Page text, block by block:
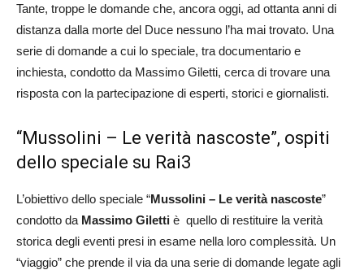
Tante, troppe le domande che, ancora oggi, ad ottanta anni di
distanza dalla morte del Duce nessuno l’ha mai trovato. Una
serie di domande a cui lo speciale, tra documentario e
inchiesta, condotto da Massimo Giletti, cerca di trovare una
risposta con la partecipazione di esperti, storici e giornalisti.
“Mussolini – Le verità nascoste”, ospiti
dello speciale su Rai3
L’obiettivo dello speciale “Mussolini – Le verità nascoste”
condotto da Massimo Giletti è quello di restituire la verità
storica degli eventi presi in esame nella loro complessità. Un
“viaggio” che prende il via da una serie di domande legate agli